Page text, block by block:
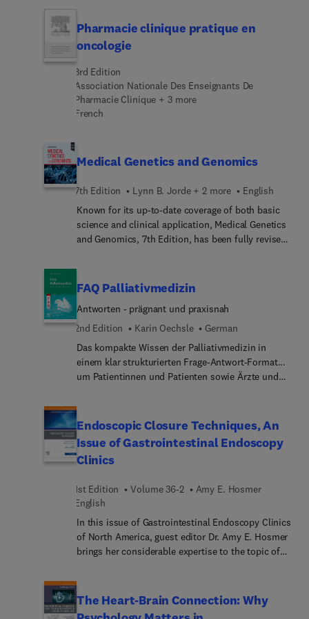
pathology, patient counselling, and complications
of ossiculoplasty, as well as articles on
ossiculoplasty in trauma, erosive disease, and
tympanosclerosis.
Pharmacie clinique pratique en
oncologie
3rd Edition
Association Nationale Des Enseignants De
Pharmacie Clinique + 3 more
French
Medical Genetics and Genomics
7th Edition Lynn B. Jorde + 2 more
English
Known for its up-to-date coverage of both basic
science and clinical application, Medical Genetics
and Genomics, 7th Edition, has been fully revised
genetic testing and gene therapy. This accessible,
practical text integrates key concepts with clinical
practice, highlighted by numerous illustrations,
tables, concept summaries, and more—all
designed to enhance effective learning and
retention of complex material.
FAQ Palliativmedizin
Antworten - prägnant und praxisnah
2nd Edition
Karin Oechsle
German
Das kompakte Wissen der Palliativmedizin in
einem klar strukturierten Frage-Antwort-Format...
um Patientinnen und Patienten sowie Ärzte und
vielfältigen Perspektiven beschrieben - von
Angehörigen über Patienten bis hin zu den
beteiligten Berufsgruppen im multiprofessionellen
Team. Über 1000 Fragen aus dem unmittelbaren
fundiert und verständlich beantwortet. Neben der
Vermittlung von reinen Fakten fördert das Buch
auch die reflexive Auseinandersetzung mit
komplexen Themen wie beispielsweise:Verso...
und weitere beeinträchtigende
ethische und rechtliche AspekteKommunikation...
Teamarbeit und SelbstreflexionNeu in der zweiten
Endoscopic Closure Techniques, An
Issue of Gastrointestinal Endoscopy
Clinics
1st Edition Volume 36-2
Amy E. Hosmer
English
In this issue of Gastrointestinal Endoscopy Clinics
of North America, guest editor Dr. Amy E. Hosmer
brings her considerable expertise to the topic of
gastrointestinal perforations, leaks, and fistulas,
and offer a safer and more efficient alternative to
The Heart-Brain Connection: Why